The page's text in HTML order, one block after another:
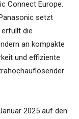
Connect Europe.
setzt
die
an kompakte
und effiziente
2025 auf den